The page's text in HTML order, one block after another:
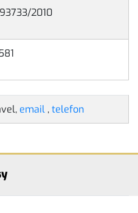
2010
email ,telefon